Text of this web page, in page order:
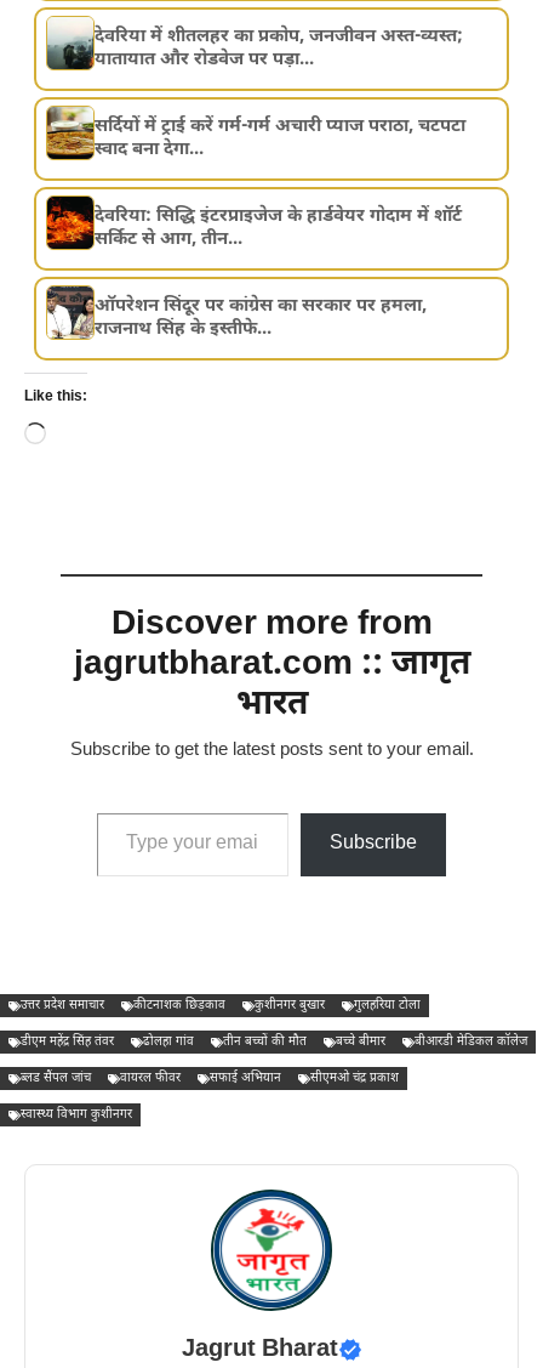
देवरिया में शीतलहर का प्रकोप, जनजीवन अस्त-व्यस्त;
यातायात और रोडवेज पर पड़ा...
सर्दियों में ट्राई करें गर्म-गर्म अचारी प्याज पराठा, चटपटा
स्वाद बना देगा...
देवरिया: सिद्धि इंटरप्राइजेज के हार्डवेयर गोदाम में शॉर्ट
सर्किट से आग, तीन...
ऑपरेशन सिंदूर पर कांग्रेस का सरकार पर हमला,
राजनाथ सिंह के इस्तीफे...
Like this:
Loading…
Discover more from
jagrutbharat.com :: जागृत
भारत
Subscribe to get the latest posts sent to your email.
Type your email…
Subscribe
उत्तर प्रदेश समाचार कीटनाशक छिड़काव कुशीनगर बुखार गुलहरिया टोला
डीएम महेंद्र सिंह तंवर ढोलहा गांव तीन बच्चों की मौत बच्चे बीमार बीआरडी मेडिकल कॉलेज
ब्लड सैंपल जांच वायरल फीवर सफाई अभियान सीएमओ चंद्र प्रकाश
स्वास्थ्य विभाग कुशीनगर
Jagrut Bharat